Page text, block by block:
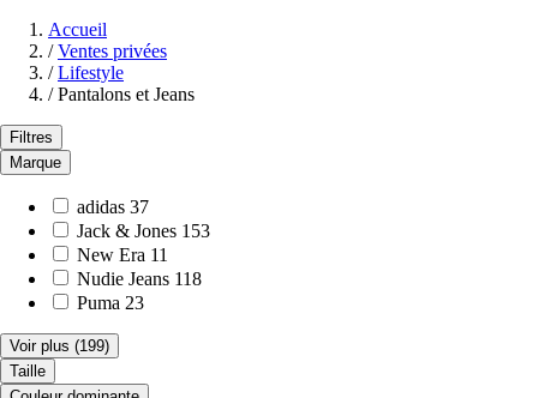
Accueil
/ Ventes privées
/ Lifestyle
/ Pantalons et Jeans
Filtres
Marque
adidas 37
Jack & Jones 153
New Era 11
Nudie Jeans 118
Puma 23
Voir plus (199)
Taille